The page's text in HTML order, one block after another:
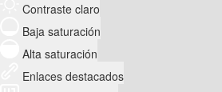
Contraste claro
Baja saturación
Alta saturación
Enlaces destacados